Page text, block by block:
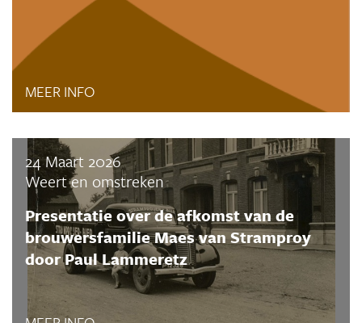
MEER INFO
24 Maart 2026
Weert en omstreken
Presentatie over de afkomst van de
brouwersfamilie Maes van Stramproy
door Paul Lammeretz